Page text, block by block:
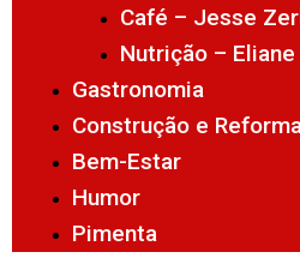
Café – Jesse
Nutrição –
Gastronomia
Construção e
Bem-Estar
Humor
Pimenta